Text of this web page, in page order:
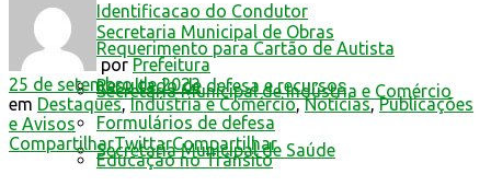
Identificacao do Condutor
Requerimento para Cartão de Autista
Resultado de defesa e recursos
Formulários de defesa
Educação no Trânsito
Secretaria Municipal de Obras
Secretaria Municipal de Indústria e Comércio
Secretaria Municipal de Saúde
por Prefeitura
25 de setembro de 2023
em Destaques,Indústria e Comércio,Notícias,Publicações
e Avisos
CompartilharTwittarCompartilhar